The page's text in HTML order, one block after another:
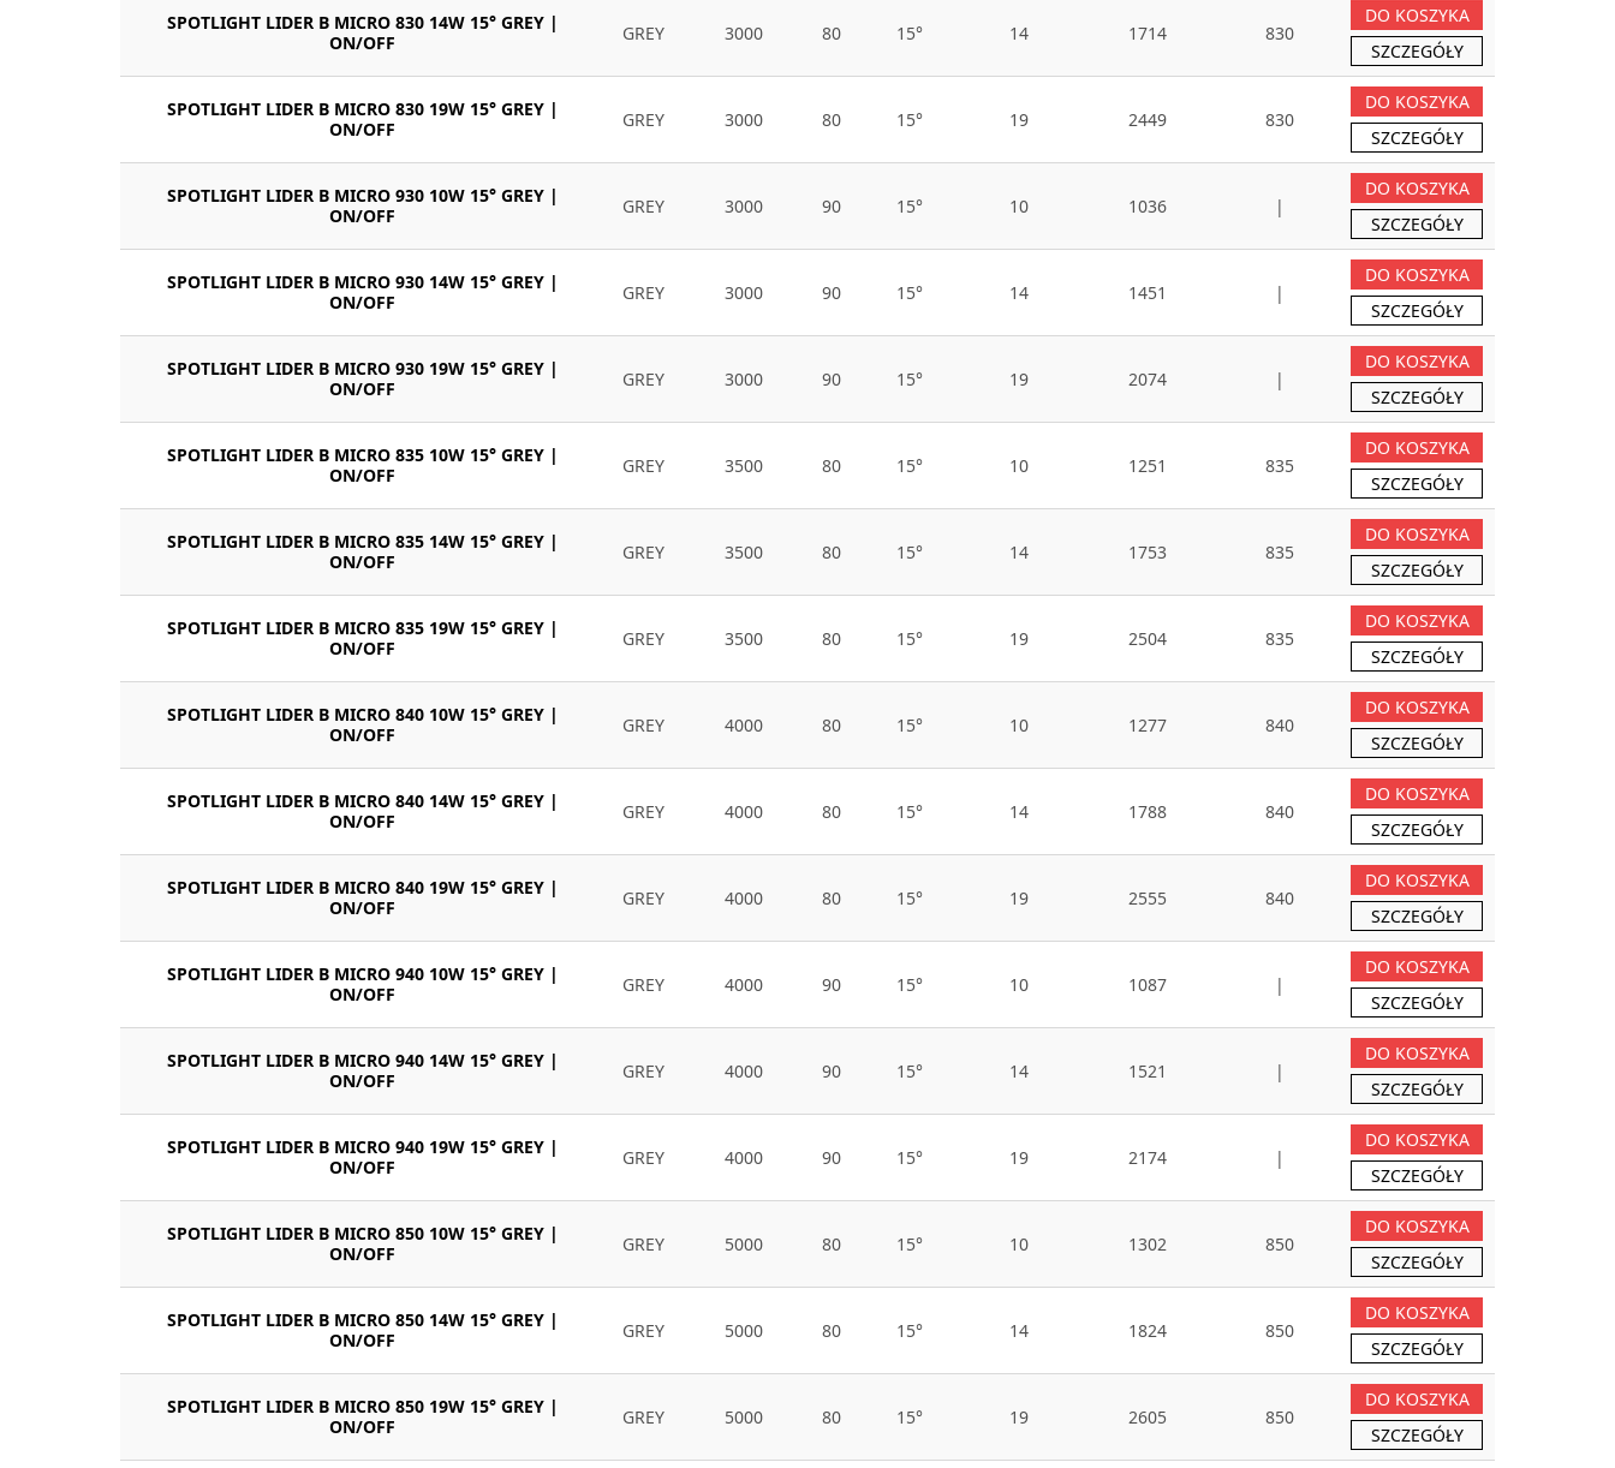
SPOTLIGHT LIDER B MICRO 830 14W 15° GREY |
ON/OFF
GREY 3000 80 15° 14 1714 830
DO KOSZYKA
SZCZEGÓŁY
SPOTLIGHT LIDER B MICRO 830 19W 15° GREY |
ON/OFF
GREY 3000 80 15° 19 2449 830
DO KOSZYKA
SZCZEGÓŁY
SPOTLIGHT LIDER B MICRO 930 10W 15° GREY |
ON/OFF
GREY 3000 90 15° 10 1036 |
DO KOSZYKA
SZCZEGÓŁY
SPOTLIGHT LIDER B MICRO 930 14W 15° GREY |
ON/OFF
GREY 3000 90 15° 14 1451 |
DO KOSZYKA
SZCZEGÓŁY
SPOTLIGHT LIDER B MICRO 930 19W 15° GREY |
ON/OFF
GREY 3000 90 15° 19 2074 |
DO KOSZYKA
SZCZEGÓŁY
SPOTLIGHT LIDER B MICRO 835 10W 15° GREY |
ON/OFF
GREY 3500 80 15° 10 1251 835
DO KOSZYKA
SZCZEGÓŁY
SPOTLIGHT LIDER B MICRO 835 14W 15° GREY |
ON/OFF
GREY 3500 80 15° 14 1753 835
DO KOSZYKA
SZCZEGÓŁY
SPOTLIGHT LIDER B MICRO 835 19W 15° GREY |
ON/OFF
GREY 3500 80 15° 19 2504 835
DO KOSZYKA
SZCZEGÓŁY
SPOTLIGHT LIDER B MICRO 840 10W 15° GREY |
ON/OFF
GREY 4000 80 15° 10 1277 840
DO KOSZYKA
SZCZEGÓŁY
SPOTLIGHT LIDER B MICRO 840 14W 15° GREY |
ON/OFF
GREY 4000 80 15° 14 1788 840
DO KOSZYKA
SZCZEGÓŁY
SPOTLIGHT LIDER B MICRO 840 19W 15° GREY |
ON/OFF
GREY 4000 80 15° 19 2555 840
DO KOSZYKA
SZCZEGÓŁY
SPOTLIGHT LIDER B MICRO 940 10W 15° GREY |
ON/OFF
GREY 4000 90 15° 10 1087 |
DO KOSZYKA
SZCZEGÓŁY
SPOTLIGHT LIDER B MICRO 940 14W 15° GREY |
ON/OFF
GREY 4000 90 15° 14 1521 |
DO KOSZYKA
SZCZEGÓŁY
SPOTLIGHT LIDER B MICRO 940 19W 15° GREY |
ON/OFF
GREY 4000 90 15° 19 2174 |
DO KOSZYKA
SZCZEGÓŁY
SPOTLIGHT LIDER B MICRO 850 10W 15° GREY |
ON/OFF
GREY 5000 80 15° 10 1302 850
DO KOSZYKA
SZCZEGÓŁY
SPOTLIGHT LIDER B MICRO 850 14W 15° GREY |
ON/OFF
GREY 5000 80 15° 14 1824 850
DO KOSZYKA
SZCZEGÓŁY
SPOTLIGHT LIDER B MICRO 850 19W 15° GREY |
ON/OFF
GREY 5000 80 15° 19 2605 850
DO KOSZYKA
SZCZEGÓŁY